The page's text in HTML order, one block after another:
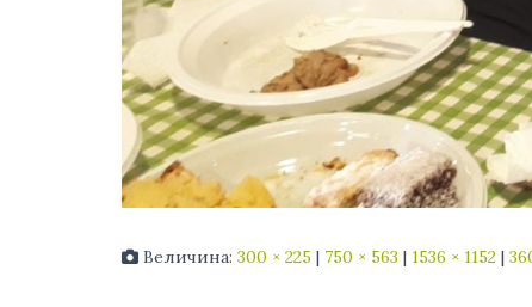
Величина: 300 × 225 | 750 × 563 | 1536 × 1152 |